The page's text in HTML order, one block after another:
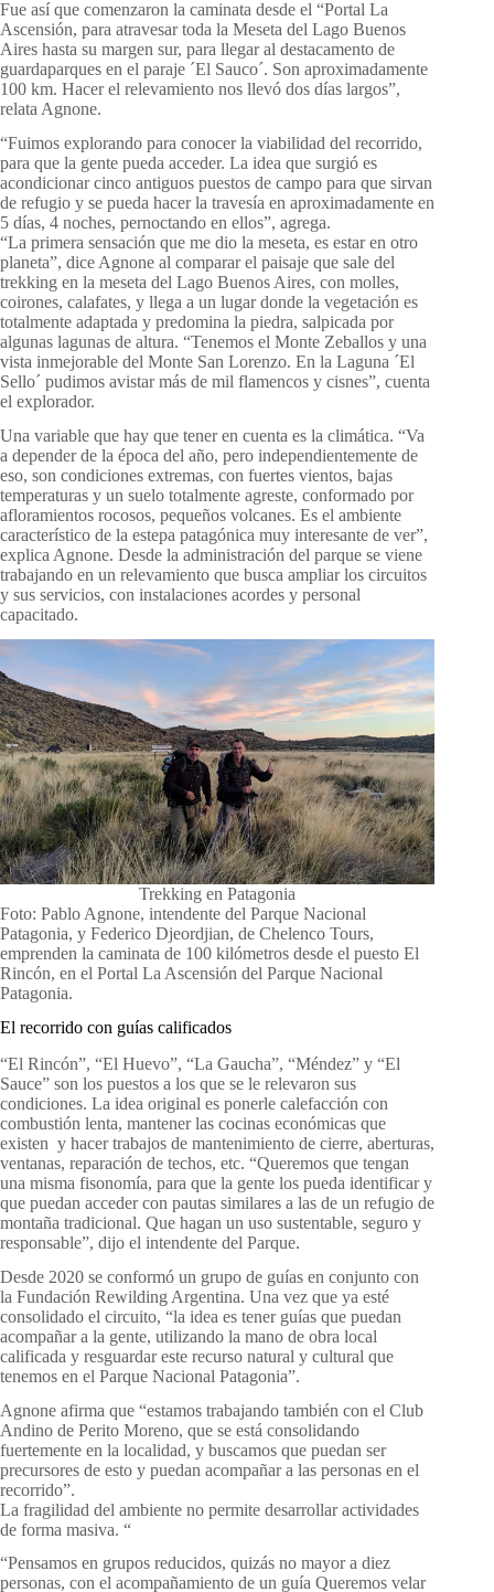
Fue así que comenzaron la caminata desde el “Portal La
Ascensión, para atravesar toda la Meseta del Lago Buenos
Aires hasta su margen sur, para llegar al destacamento de
guardaparques en el paraje ´El Sauco´. Son aproximadamente
100 km. Hacer el relevamiento nos llevó dos días largos”,
relata Agnone.
“Fuimos explorando para conocer la viabilidad del recorrido,
para que la gente pueda acceder. La idea que surgió es
acondicionar cinco antiguos puestos de campo para que sirvan
de refugio y se pueda hacer la travesía en aproximadamente en
5 días, 4 noches, pernoctando en ellos”, agrega.
“La primera sensación que me dio la meseta, es estar en otro
planeta”, dice Agnone al comparar el paisaje que sale del
trekking en la meseta del Lago Buenos Aires, con molles,
coirones, calafates, y llega a un lugar donde la vegetación es
totalmente adaptada y predomina la piedra, salpicada por
algunas lagunas de altura. “Tenemos el Monte Zeballos y una
vista inmejorable del Monte San Lorenzo. En la Laguna ´El
Sello´ pudimos avistar más de mil flamencos y cisnes”, cuenta
el explorador.
Una variable que hay que tener en cuenta es la climática. “Va
a depender de la época del año, pero independientemente de
eso, son condiciones extremas, con fuertes vientos, bajas
temperaturas y un suelo totalmente agreste, conformado por
afloramientos rocosos, pequeños volcanes. Es el ambiente
característico de la estepa patagónica muy interesante de ver”,
explica Agnone. Desde la administración del parque se viene
trabajando en un relevamiento que busca ampliar los circuitos
y sus servicios, con instalaciones acordes y personal
capacitado.
Trekking en Patagonia
Foto: Pablo Agnone, intendente del Parque Nacional
Patagonia, y Federico Djeordjian, de Chelenco Tours,
emprenden la caminata de 100 kilómetros desde el puesto El
Rincón, en el Portal La Ascensión del Parque Nacional
Patagonia.
El recorrido con guías calificados
“El Rincón”, “El Huevo”, “La Gaucha”, “Méndez” y “El
Sauce” son los puestos a los que se le relevaron sus
condiciones. La idea original es ponerle calefacción con
combustión lenta, mantener las cocinas económicas que
existen y hacer trabajos de mantenimiento de cierre, aberturas,
ventanas, reparación de techos, etc. “Queremos que tengan
una misma fisonomía, para que la gente los pueda identificar y
que puedan acceder con pautas similares a las de un refugio de
montaña tradicional. Que hagan un uso sustentable, seguro y
responsable”, dijo el intendente del Parque.
Desde 2020 se conformó un grupo de guías en conjunto con
la Fundación Rewilding Argentina. Una vez que ya esté
consolidado el circuito, “la idea es tener guías que puedan
acompañar a la gente, utilizando la mano de obra local
calificada y resguardar este recurso natural y cultural que
tenemos en el Parque Nacional Patagonia”.
Agnone afirma que “estamos trabajando también con el Club
Andino de Perito Moreno, que se está consolidando
fuertemente en la localidad, y buscamos que puedan ser
precursores de esto y puedan acompañar a las personas en el
recorrido”.
La fragilidad del ambiente no permite desarrollar actividades
de forma masiva. “
“Pensamos en grupos reducidos, quizás no mayor a diez
personas, con el acompañamiento de un guía Queremos velar